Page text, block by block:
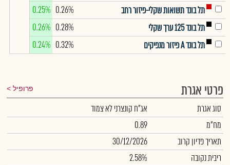
תל בונד תשואות שקלי-פיזור רחב
0.26%
0.25%
תל בונד 125 ערך שקלי
0.28%
0.26%
תל בונד A פיזור מנפיקים
0.32%
0.24%
פרטי אגרת פרופיל
סוג אגרת
אג"ח קונצרני לא צמוד
מח"מ
0.89
תאריך פדיון קרוב
30/12/2026
ריבית נקובה
2.58%